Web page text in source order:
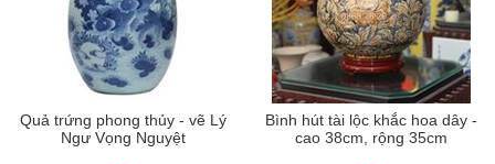
Quả trứng phong thủy - vẽ Lý
Ngư Vọng Nguyệt
Bình hút tài lộc khắc hoa dây -
cao 38cm, rộng 35cm